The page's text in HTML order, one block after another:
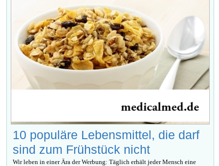
10 populäre Lebensmittel, die darf
sind zum Frühstück nicht
Wir leben in einer Ära der Werbung: Täglich erhält jeder Mensch eine